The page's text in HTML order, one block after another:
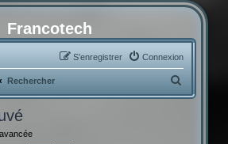
Francotech
Connexion
S’enregistrer
Rechercher
e